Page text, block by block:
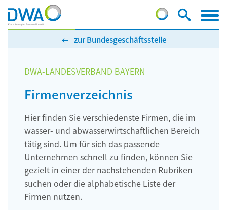
zur Bundesgeschäftsstelle
DWA-LANDESVERBAND BAYERN
Firmenverzeichnis
Hier finden Sie verschiedenste Firmen, die im
wasser- und abwasserwirtschaftlichen Bereich
tätig sind. Um für sich das passende
Unternehmen schnell zu finden, können Sie
gezielt in einer der nachstehenden Rubriken
suchen oder die alphabetische Liste der
Firmen nutzen.